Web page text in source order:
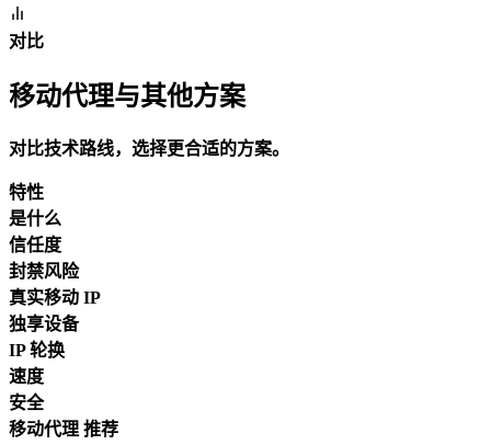
对比
移动代理与其他方案
对比技术路线，选择更合适的方案。
特性
是什么
信任度
封禁风险
真实移动 IP
独享设备
IP 轮换
速度
安全
移动代理 推荐